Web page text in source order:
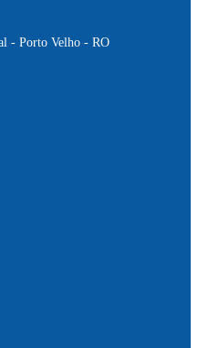
- Porto Velho - RO